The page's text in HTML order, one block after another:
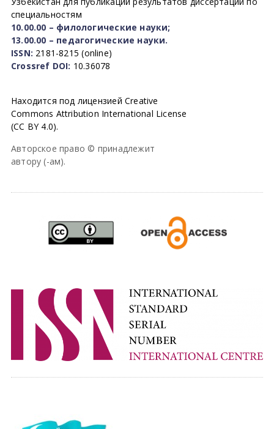
специальностям
10.00.00 – филологические науки;
13.00.00 – педагогические науки.
ISSN: 2181-8215 (online)
Crossref DOI: 10.36078
Находится под лицензией Creative
Commons Attribution International License
(CC BY 4.0).
Авторское право © принадлежит
автору (-ам).